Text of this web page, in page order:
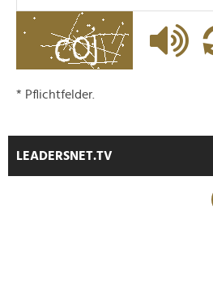
* Pflichtfelder.
LEADERSNET.TV